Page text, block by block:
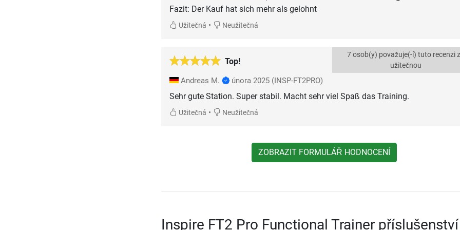
Fazit: Der Kauf hat sich mehr als gelohnt
Užitečná • Neužitečná
Top!
7 osob(y) považuje(-í) tuto recenzi
užitečnou
Andreas M. února 2025 (INSP-FT2PRO)
Sehr gute Station. Super stabil. Macht sehr viel Spaß das Training.
Užitečná • Neužitečná
ZOBRAZIT FORMULÁŘ HODNOCENÍ
Inspire FT2 Pro Functional Trainer příslušenství